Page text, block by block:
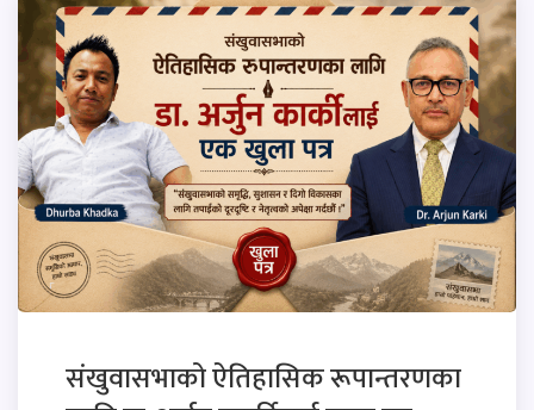
संखुवासभाको ऐतिहासिक रूपान्तरणका